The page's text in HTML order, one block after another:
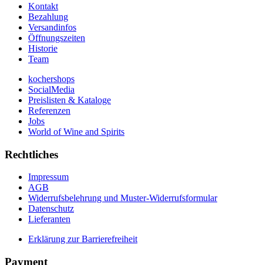
Kontakt
Bezahlung
Versandinfos
Öffnungszeiten
Historie
Team
kochershops
SocialMedia
Preislisten & Kataloge
Referenzen
Jobs
World of Wine and Spirits
Rechtliches
Impressum
AGB
Widerrufsbelehrung und Muster-Widerrufsformular
Datenschutz
Lieferanten
Erklärung zur Barrierefreiheit
Payment